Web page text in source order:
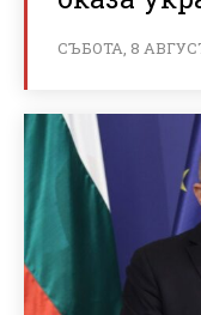
СЪБОТА, 8